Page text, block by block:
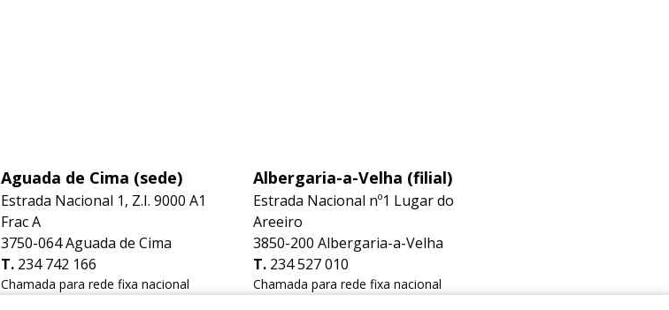
Aguada de Cima (sede)
Estrada Nacional 1, Z.I. 9000 A1
Frac A
3750-064 Aguada de Cima
234 742 166
Chamada para rede fixa nacional
Albergaria-a-Velha (filial)
Estrada Nacional nº1 Lugar do
Areeiro
3850-200 Albergaria-a-Velha
234 527 010
Chamada para rede fixa nacional